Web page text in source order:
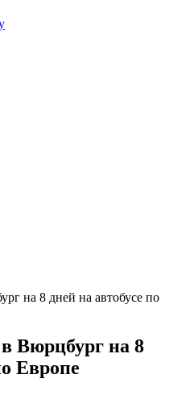
Вюрцбург на 8
Европе